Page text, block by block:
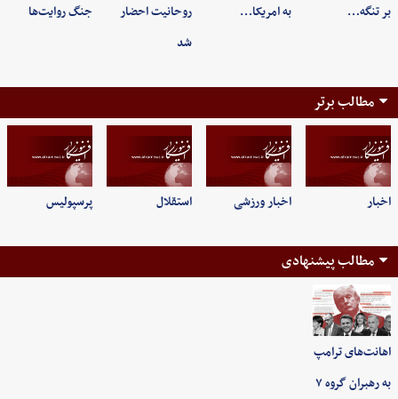
بر تنگه… به امریکا…
روحانیت احضار
شد
جنگ روایت‌ها
مطالب برتر
اخبار اخبار ورزشی استقلال پرسپولیس
مطالب پیشنهادی
اهانت‌های ترامپ
به رهبران گروه ۷